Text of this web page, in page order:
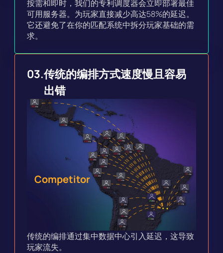
按需和即时，我们的专利调度器会立即部署最佳
可用服务器。为玩家直接减少高达58%的延迟。
它还避免了在你的匹配系统中拆分玩家基础的需
求。
03.传统的编排方式速度慢且容易
出错
传统的编排通过集中数据中心引入延迟，这导致
玩家流失。
Competitor